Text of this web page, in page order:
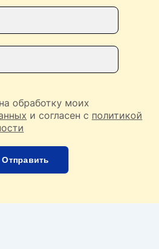
обработку моих
и согласен с политикой